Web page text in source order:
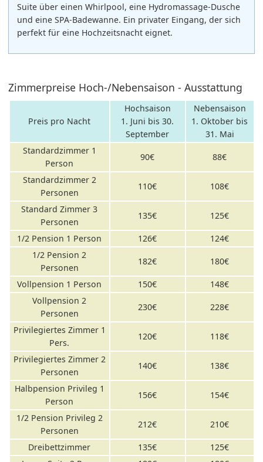
Suite über einen Whirlpool, eine Hydromassage-Dusche
und eine SPA-Badewanne. Ein privater Eingang, der sich
perfekt für eine Hochzeitsnacht eignet.
Zimmerpreise Hoch-/Nebensaison - Ausstattung
Preis pro Nacht
Hochsaison
1. Juni bis 30.
September
Nebensaison
1. Oktober bis
31. Mai
Standardzimmer 1
Person
90€ 88€
Standardzimmer 2
Personen
110€ 108€
Standard Zimmer 3
Personen
135€ 125€
1/2 Pension 1 Person 126€
124€
1/2 Pension 2
Personen
182€ 180€
Vollpension 1 Person 150€
148€
Vollpension 2
Personen
230€ 228€
Privilegiertes Zimmer 1
Pers.
120€ 118€
Privilegiertes Zimmer 2
Personen
140€ 138€
Halbpension Privileg 1
Person
156€ 154€
1/2 Pension Privileg 2
Personen
212€ 210€
Dreibettzimmer 135€
125€